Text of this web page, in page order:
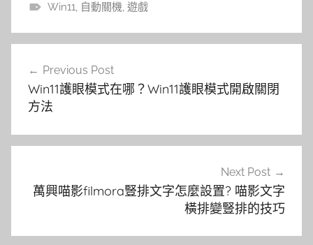
Win11, 自動關機, 遊戲
章
覽
Previous Post
Win11護眼模式在哪？Win11護眼模式開啟關閉
方法
Next Post
萬興喵影filmora豎排文字怎麼設置? 喵影文字
橫排變豎排的技巧